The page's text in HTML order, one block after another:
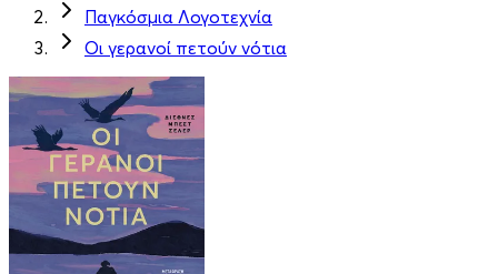
Παγκόσμια Λογοτεχνία
Οι γερανοί πετούν νότια